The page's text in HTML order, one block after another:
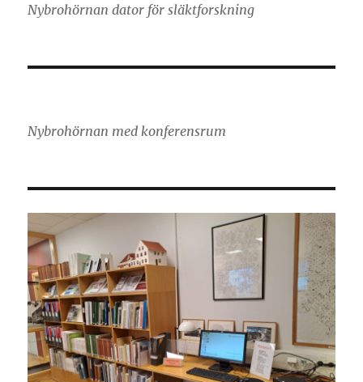
Nybrohörnan dator för släktforskning
Nybrohörnan med konferensrum